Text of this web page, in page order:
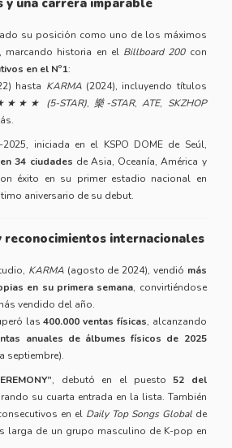
y una carrera imparable
su posición como uno de los máximos
marcando historia en el Billboard 200con
en el Nº1:
hasta KARMA(2024), incluyendo títulos
(5-STAR), 樂-STAR,ATE, SKZHOP
iniciada en el KSPO DOME de Seúl,
34 ciudades de Asia, Oceanía, América y
éxito en su primer estadio nacional en
aniversario de su debut.
reconocimientos internacionales
KARMA (agosto de 2024), vendió más
en su primera semana, convirtiéndose
vendido del año.
las400.000 ventas físicas, alcanzando
anuales de álbumes físicos de 2025
septiembre).
, debutó en el puesto52 del
su cuarta entrada en la lista. También
en el Daily Top Songs Globalde
larga de un grupo masculino de K-pop en